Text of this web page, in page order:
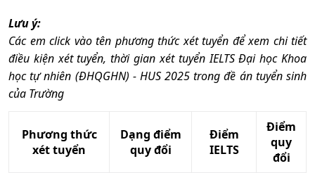
Lưu ý:
Các em click vào tên phương thức xét tuyển để xem chi tiết
điều kiện xét tuyển, thời gian xét tuyển IELTS Đại học Khoa
học tự nhiên (ĐHQGHN) - HUS 2025 trong đề án tuyển sinh
của Trường
Phương thức
xét tuyển
Dạng điểm
quy đổi
Điểm
IELTS
Điểm
quy
đổi